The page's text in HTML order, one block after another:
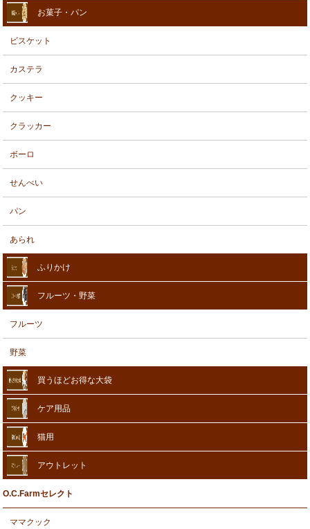
お菓子・パン
ビスケット
カステラ
クッキー
クラッカー
ボーロ
せんべい
パン
あられ
ふりかけ
フルーツ・野菜
フルーツ
野菜
買うほどお得な大袋
ケア用品
猫用
アウトレット
O.C.Farmセレクト
ママクック